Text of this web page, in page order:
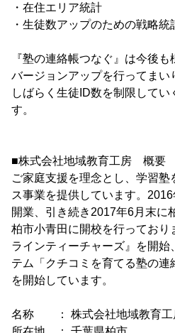
・在住エリア統計
・生徒数アップのための戦略統
『塾の連絡帳つなぐ』は今後も
バージョンアップを行ってまい
しばらく生徒ID数を制限してい
す。
■株式会社地域教育工房 概要
ご家庭支援を理念とし、学習
ス事業を提供しています。
開業、引き続き2017年6月末に
柏市小青田に開校を行っており
ラインティーチャーズ』を開始
テム「クチコミを育てる塾の連
を開始しています。
名称 ： 株式会社地域教育工